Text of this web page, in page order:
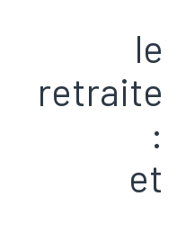
le
retraite
:
et